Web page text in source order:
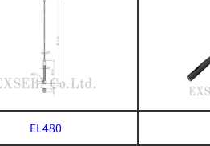
EL480